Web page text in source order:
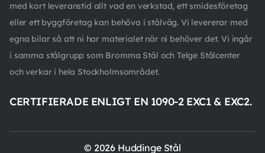
med kort leveranstid allt vad en verkstad, ett smidesföretag
eller ett byggföretag kan behöva i stålväg. Vi levererar med
egna bilar så att ni har materialet när ni behöver det. Vi ingår
i samma stålgrupp som Bromma Stål och Telge Stålcenter
och verkar i hela Stockholmsområdet.
CERTIFIERADE ENLIGT EN 1090-2 EXC1 & EXC2.
© 2026 Huddinge Stål